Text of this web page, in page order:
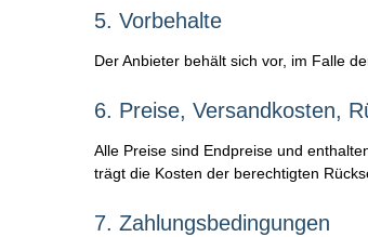
5. Vorbehalte
Der Anbieter behält sich vor, im Falle
6. Preise, Versandkosten,
Alle Preise sind Endpreise und
trägt die Kosten der berechtigten
7. Zahlungsbedingungen